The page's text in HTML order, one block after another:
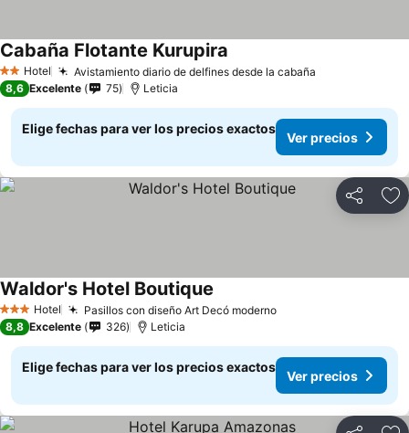
2 Estrellas
Hotel Avistamiento diario de delfines desde la cabaña
Cabaña Flotante Kurupira
8,6 Excelente 75 Leticia
Elige fechas para ver los precios exactos
Ver precios
Compartir
3 Estrellas
Hotel Pasillos con diseño Art Decó moderno
Waldor's Hotel Boutique
8,8 Excelente 326 Leticia
Elige fechas para ver los precios exactos
Ver precios